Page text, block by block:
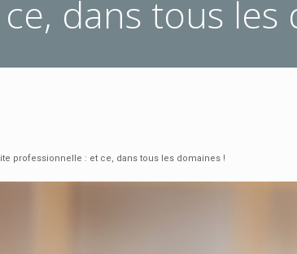
dans tous les
professionnelle : et ce, dans tous les domaines !